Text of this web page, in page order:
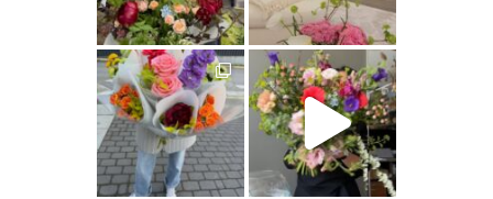
artishokflow artishokflow